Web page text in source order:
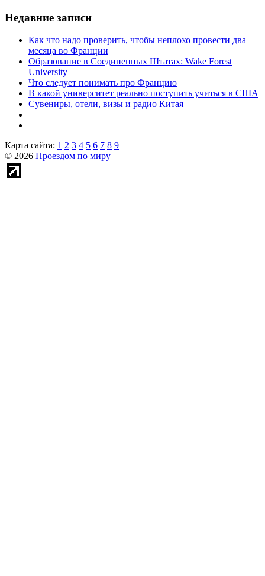
Недавние записи
Как что надо проверить, чтобы неплохо провести два
месяца во Франции
Образование в Соединенных Штатах: Wake Forest
University
Что следует понимать про Францию
В какой университет реально поступить учиться в США
Сувениры, отели, визы и радио Китая
Карта сайта: 1 2 3 4 5 6 7 8 9
© 2026 Проездом по миру